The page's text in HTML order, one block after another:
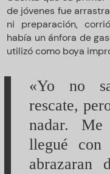
de jóvenes fue
ni preparación,
había un ánfora de
utilizó como boya
«Yo no
rescate,
nadar. Me
llegué
abrazaran